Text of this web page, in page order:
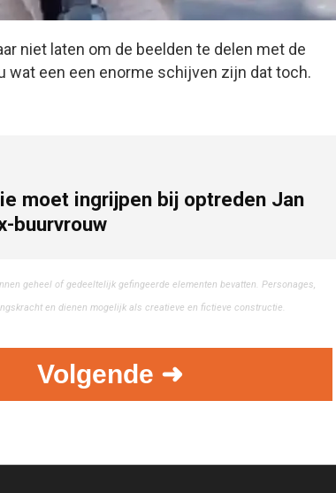
niet laten om de beelden te delen met de
wat een een enorme schijven zijn dat toch.
moet ingrijpen bij optreden Jan
buurvrouw
geheel of gedeeltelijk gefingeerde elementen bevatten. Personages,
en dienen mogelijk als creatieve en fictieve constructie.
Volgende ➜